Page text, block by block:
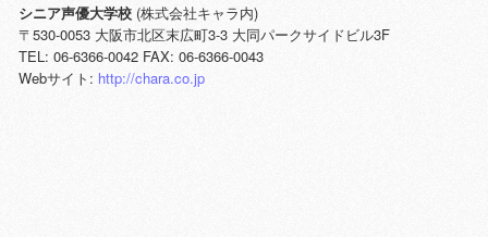
シニア声優大学校(株式会社キャラ内)
〒530-0053 大阪市北区末広町3-3 大同パークサイドビル3F
TEL: 06-6366-0042 FAX: 06-6366-0043
Webサイト: http://chara.co.jp